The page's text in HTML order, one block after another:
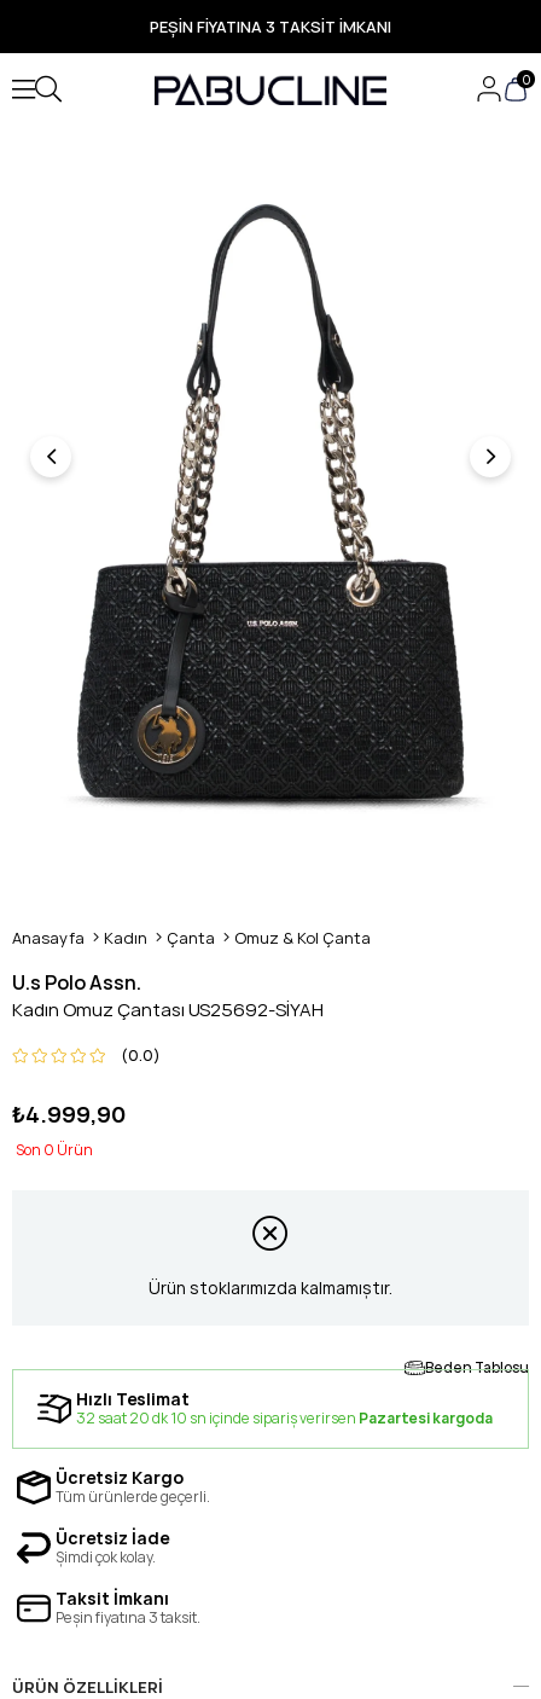
PEŞİN FİYATINA 3 TAKSİT İMKANI
TÜM ÜRÜNLERDE ÜCRETSİZ KARGO
Yeni Sezon Ürünlerde Özel Fırsatlar
Seçili Ürünlerde Hızlı Teslimat
0
Anasayfa Kadın Çanta Omuz & Kol Çanta
U.s Polo Assn.
Kadın Omuz Çantası US25692-SİYAH
0.0
₺4.999,90
0
Ürün stoklarımızda kalmamıştır.
Beden Tablosu
Hızlı Teslimat
32 saat 20 dk 10 sn içinde sipariş verirsen Pazartesi kargoda
Ücretsiz Kargo
Tüm ürünlerde geçerli.
Ücretsiz İade
Şimdi çok kolay.
Taksit İmkanı
Peşin fiyatına 3 taksit.
ÜRÜN ÖZELLIKLERI